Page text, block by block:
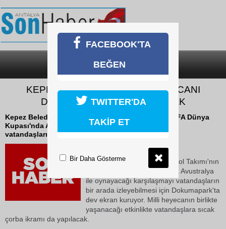
SON DAKİKA
KEPEZ’DE DÜNYA KUPASI HEYECANI
DOKUMAPARK’TA YAŞANACAK
Kepez Belediyesi, A Milli Futbol Takımı'nın 2026 FIFA Dünya
Kupası'nda Avustralya ile oynayacağı karşılaşmayı
vatandaşların bir arada izleyebilmesi...
12 Haziran 2026 Cuma 10:18
Kepez Belediyesi, A Milli Futbol Takımı'nın
2026 FIFA Dünya Kupası'nda Avustralya
ile oynayacağı karşılaşmayı vatandaşların
bir arada izleyebilmesi için Dokumapark'ta
dev ekran kuruyor. Milli heyecanın birlikte
yaşanacağı etkinlikte vatandaşlara sıcak
çorba ikramı da yapılacak.
FACEBOOK'TA
BEĞEN
TWITTER'DA
TAKİP ET
Bir Daha Gösterme